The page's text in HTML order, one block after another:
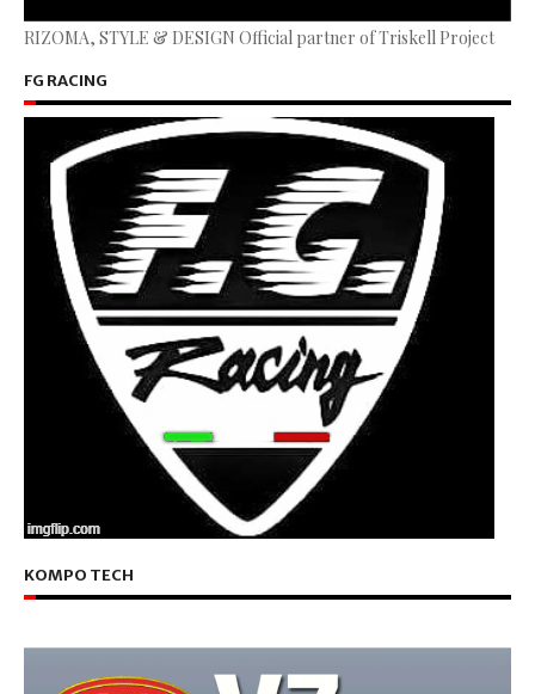
RIZOMA, STYLE & DESIGN Official partner of Triskell Project
FG RACING
KOMPO TECH